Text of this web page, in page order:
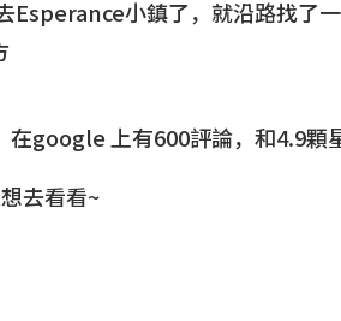
小鎮了，就沿路找了一
google 上有600評論，和4.9顆
去看看~